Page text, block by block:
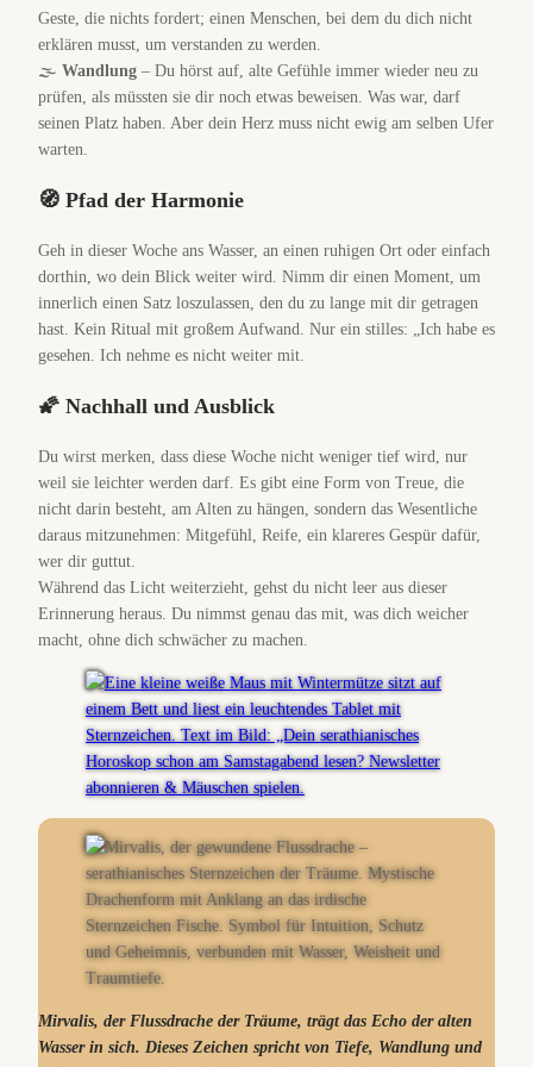
Geste, die nichts fordert; einen Menschen, bei dem du dich nicht
erklären musst, um verstanden zu werden.
️🌫️ Wandlung – Du hörst auf, alte Gefühle immer wieder neu zu
prüfen, als müssten sie dir noch etwas beweisen. Was war, darf
seinen Platz haben. Aber dein Herz muss nicht ewig am selben Ufer
warten.
🧭 Pfad der Harmonie
Geh in dieser Woche ans Wasser, an einen ruhigen Ort oder einfach
dorthin, wo dein Blick weiter wird. Nimm dir einen Moment, um
innerlich einen Satz loszulassen, den du zu lange mit dir getragen
hast. Kein Ritual mit großem Aufwand. Nur ein stilles: „Ich habe es
gesehen. Ich nehme es nicht weiter mit.
🌠 Nachhall und Ausblick
Du wirst merken, dass diese Woche nicht weniger tief wird, nur
weil sie leichter werden darf. Es gibt eine Form von Treue, die
nicht darin besteht, am Alten zu hängen, sondern das Wesentliche
daraus mitzunehmen: Mitgefühl, Reife, ein klareres Gespür dafür,
wer dir guttut.
Während das Licht weiterzieht, gehst du nicht leer aus dieser
Erinnerung heraus. Du nimmst genau das mit, was dich weicher
macht, ohne dich schwächer zu machen.
Mirvalis, der Flussdrache der Träume, trägt das Echo der alten
Wasser in sich. Dieses Zeichen spricht von Tiefe, Wandlung und